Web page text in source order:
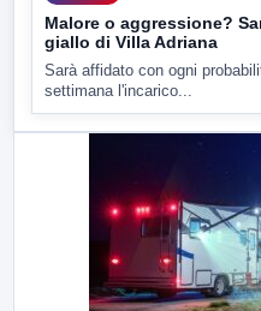
Malore o aggressione?
giallo di Villa Adriana
Sarà affidato con ogni
settimana l'incarico...